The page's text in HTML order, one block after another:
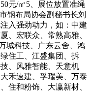
元/㎡5、展位放置准绳
钢布局协会副秘书长刘
入强劲动力，如：中建
、宏联众、常熟高雅、
城科技、广东云舍、鸿
住工、江盛集团、拆
、风雅智能、天意机
禾速建、孚瑞美、万泰
住和粉饰、大瀛新材、